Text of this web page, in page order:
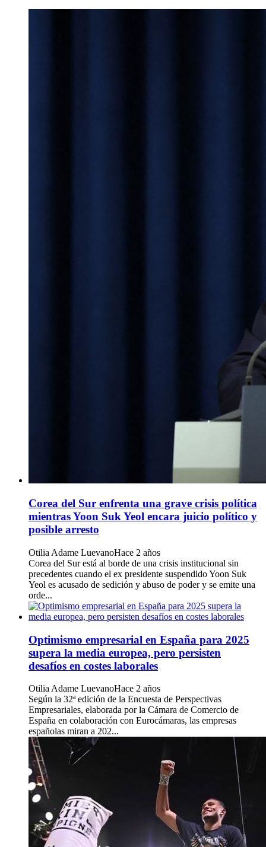
Corea del Sur enfrenta una grave crisis política
mientras Yoon Suk Yeol encara juicio político y
posible arresto
Otilia Adame LuevanoHace 2 años
Corea del Sur está al borde de una crisis institucional sin
precedentes cuando el ex presidente suspendido Yoon Suk
Yeol es acusado de sedición y abuso de poder y se emite una
orde...
Optimismo empresarial en España para 2025
supera la media europea, pero persisten
desafíos en costes laborales
Otilia Adame LuevanoHace 2 años
Según la 32ª edición de la Encuesta de Perspectivas
Empresariales, elaborada por la Cámara de Comercio de
España en colaboración con Eurocámaras, las empresas
españolas miran a 202...